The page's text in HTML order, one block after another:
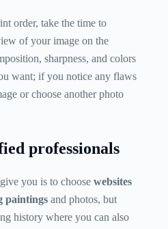
order, take the time to
of your image on the
sharpness, and colors
want; if you notice any flaws
or choose another photo
professionals
you is to choose websites
paintings and photos, but
history where you can also